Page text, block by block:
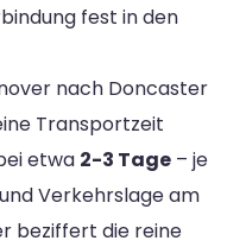
fest in den
nach Doncaster
Transportzeit
etwa 2-3 Tage – je
Verkehrslage am
beziffert die reine